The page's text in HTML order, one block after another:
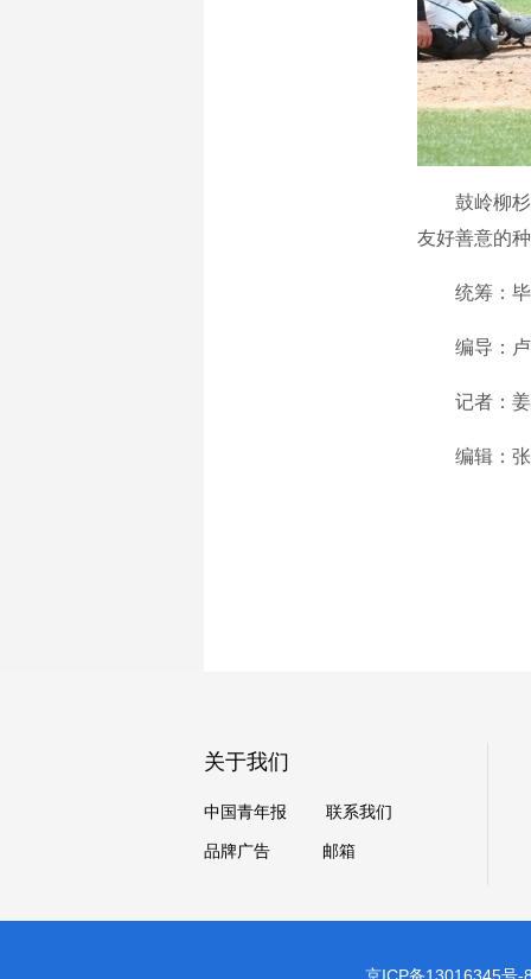
鼓岭柳杉
友好善意的
统筹：
编导：
记者：
编辑：
关于我们
中国青年报 联系我们
品牌广告 邮箱